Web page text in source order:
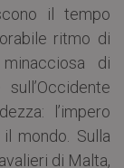
il tempo
ritmo di
di
l’impero
mondo. Sulla
di Malta,